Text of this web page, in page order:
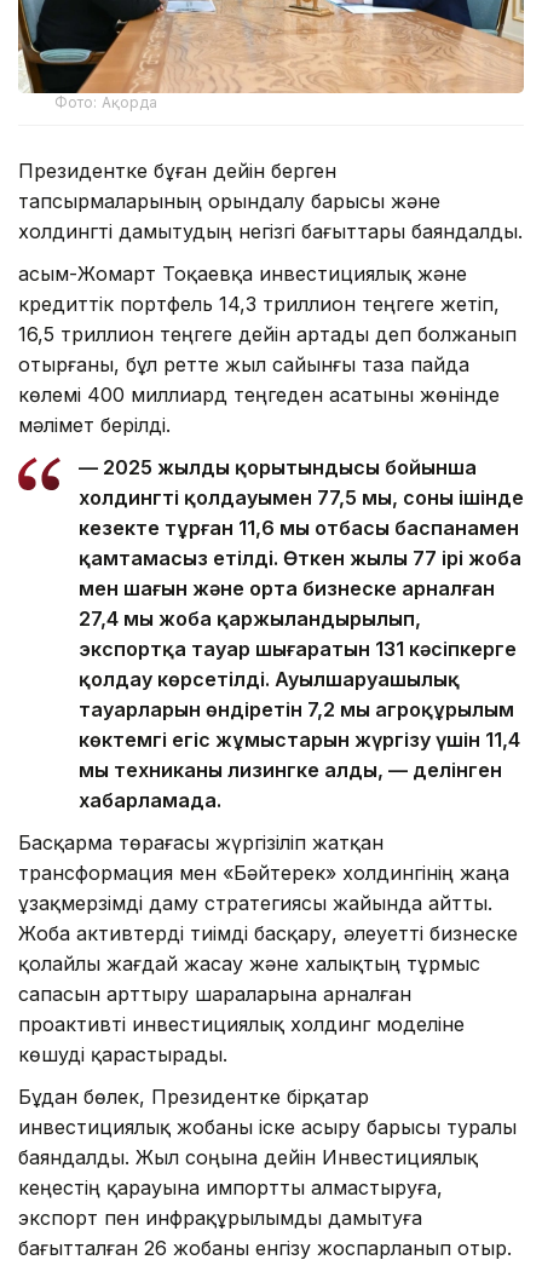
Фото: Ақорда
Президентке бұған дейін берген
тапсырмаларының орындалу барысы және
холдингті дамытудың негізгі бағыттары баяндалды.
Қасым-Жомарт Тоқаевқа инвестициялық және
кредиттік портфель 14,3 триллион теңгеге жетіп,
16,5 триллион теңгеге дейін артады деп болжанып
отырғаны, бұл ретте жыл сайынғы таза пайда
көлемі 400 миллиард теңгеден асатыны жөнінде
мәлімет берілді.
— 2025 жылдың қорытындысы бойынша
холдингтің қолдауымен 77,5 мың, соның ішінде
кезекте тұрған 11,6 мың отбасы баспанамен
қамтамасыз етілді. Өткен жылы 77 ірі жоба
мен шағын және орта бизнеске арналған
27,4 мың жоба қаржыландырылып,
экспортқа тауар шығаратын 131 кәсіпкерге
қолдау көрсетілді. Ауылшаруашылық
тауарларын өндіретін 7,2 мың агроқұрылым
көктемгі егіс жұмыстарын жүргізу үшін 11,4
мың техниканы лизингке алды, — делінген
хабарламада.
Басқарма төрағасы жүргізіліп жатқан
трансформация мен «Бәйтерек» холдингінің жаңа
ұзақмерзімді даму стратегиясы жайында айтты.
Жоба активтерді тиімді басқару, әлеуетті бизнеске
қолайлы жағдай жасау және халықтың тұрмыс
сапасын арттыру шараларына арналған
проактивті инвестициялық холдинг моделіне
көшуді қарастырады.
Бұдан бөлек, Президентке бірқатар
инвестициялық жобаны іске асыру барысы туралы
баяндалды. Жыл соңына дейін Инвестициялық
кеңестің қарауына импортты алмастыруға,
экспорт пен инфрақұрылымды дамытуға
бағытталған 26 жобаны енгізу жоспарланып отыр.